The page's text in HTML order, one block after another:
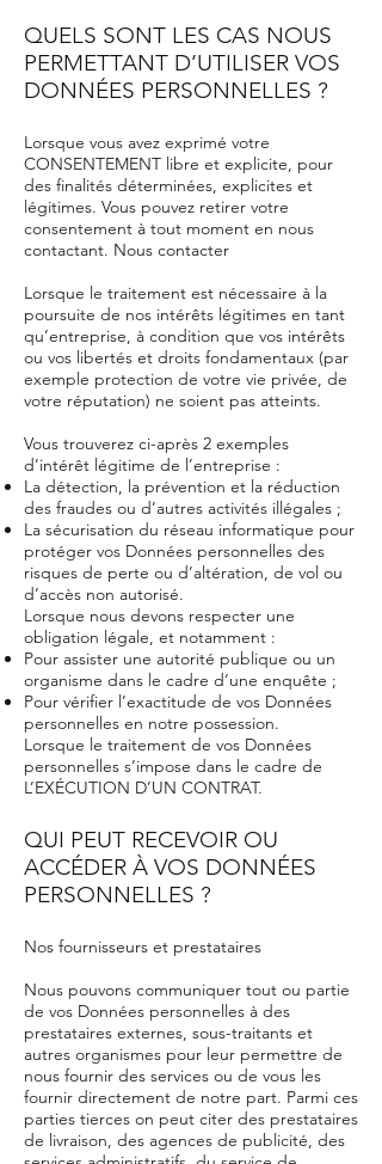
QUELS SONT LES CAS NOUS
PERMETTANT D’UTILISER VOS
DONNÉES PERSONNELLES ?
Lorsque vous avez exprimé votre
CONSENTEMENT libre et explicite, pour
des finalités déterminées, explicites et
légitimes. Vous pouvez retirer votre
consentement à tout moment en nous
contactant. Nous contacter
Lorsque le traitement est nécessaire à la
poursuite de nos intérêts légitimes en tant
qu’entreprise, à condition que vos intérêts
ou vos libertés et droits fondamentaux (par
exemple protection de votre vie privée, de
votre réputation) ne soient pas atteints.
Vous trouverez ci-après 2 exemples
d’intérêt légitime de l’entreprise :
La détection, la prévention et la réduction
des fraudes ou d’autres activités illégales ;
La sécurisation du réseau informatique pour
protéger vos Données personnelles des
risques de perte ou d’altération, de vol ou
d’accès non autorisé.
Lorsque nous devons respecter une
obligation légale, et notamment :
Pour assister une autorité publique ou un
organisme dans le cadre d’une enquête ;
Pour vérifier l’exactitude de vos Données
personnelles en notre possession.
Lorsque le traitement de vos Données
personnelles s’impose dans le cadre de
L’EXÉCUTION D’UN CONTRAT.
QUI PEUT RECEVOIR OU
ACCÉDER À VOS DONNÉES
PERSONNELLES ?
Nos fournisseurs et prestataires
Nous pouvons communiquer tout ou partie
de vos Données personnelles à des
prestataires externes, sous-traitants et
autres organismes pour leur permettre de
nous fournir des services ou de vous les
fournir directement de notre part. Parmi ces
parties tierces on peut citer des prestataires
de livraison, des agences de publicité, des